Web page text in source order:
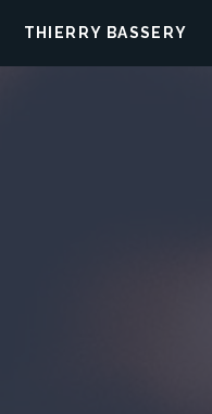
THIERRY BASSERY